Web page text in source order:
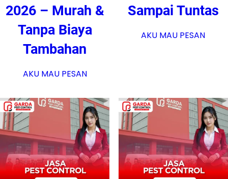
2026 – Murah &
Tanpa Biaya
Tambahan
AKU MAU PESAN
Sampai Tuntas
AKU MAU PESAN